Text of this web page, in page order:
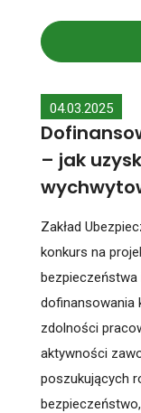
04.03.2025
– jak
Zakład
konkurs na
bezpieczeństwa
dofinansowania
zdolności
aktywności
poszukujących